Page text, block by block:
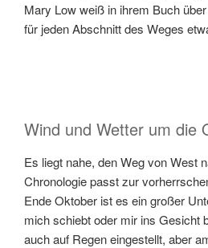
Mary Low weiß in ihrem Buch
für jeden Abschnitt des Weges
Wind und Wetter um die
Es liegt nahe, den Weg von West
Chronologie passt zur
Ende Oktober ist es ein großer
mich schiebt oder mir ins Gesicht
auch auf Regen eingestellt, aber